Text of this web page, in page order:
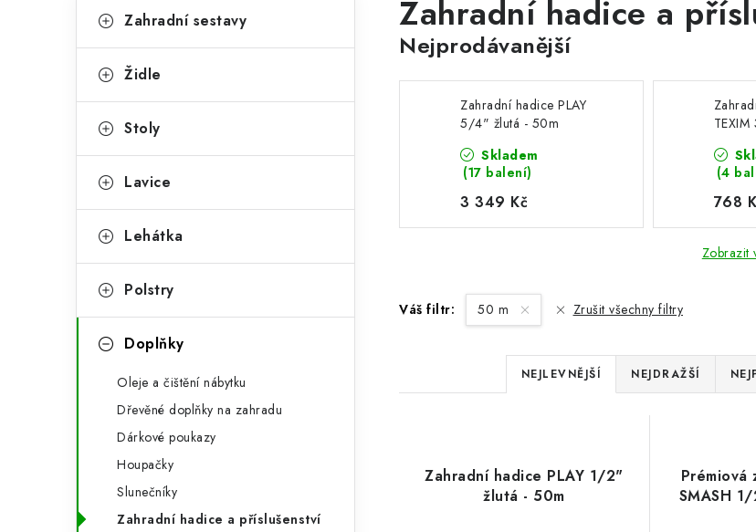
o
t
r
n
n
p
kategorie
a
e
o
i
Zahradní sestavy
Židle
Stoly
Lavice
Lehátka
Polstry
Doplňky
Oleje a čištění nábytku
Dřevěné doplňky na zahradu
Dárkové poukazy
Houpačky
Slunečníky
Zahradní hadice a příslušenství
Zahradní hadice a
Nejprodávanější
Zahradní hadice PLAY
5/4" žlutá - 50m
Skladem
(17 balení)
3 349 Kč
(4
768
Zobrazit
Váš filtr: 50 m Zrušit všechny filtry
Ř
a
e
n
NEJLEVNĚJŠÍ NEJDRAŽŠÍ
Zahradní hadice PLAY 1/2"
žlutá - 50m
Prémiová
SMASH